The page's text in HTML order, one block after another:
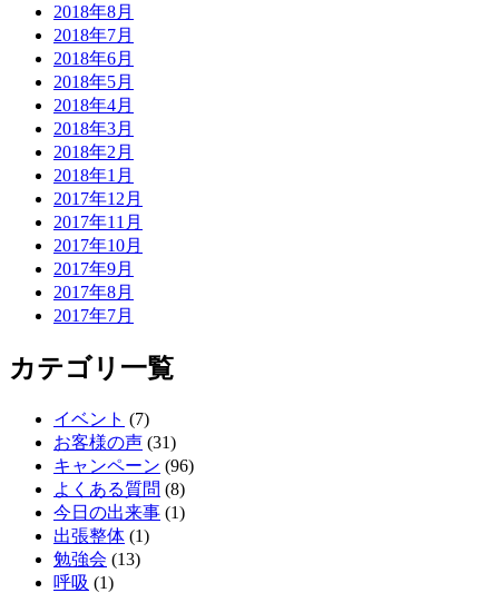
2018年8月
2018年7月
2018年6月
2018年5月
2018年4月
2018年3月
2018年2月
2018年1月
2017年12月
2017年11月
2017年10月
2017年9月
2017年8月
2017年7月
カテゴリ一覧
イベント (7)
お客様の声 (31)
キャンペーン (96)
よくある質問 (8)
今日の出来事 (1)
出張整体 (1)
勉強会 (13)
呼吸 (1)